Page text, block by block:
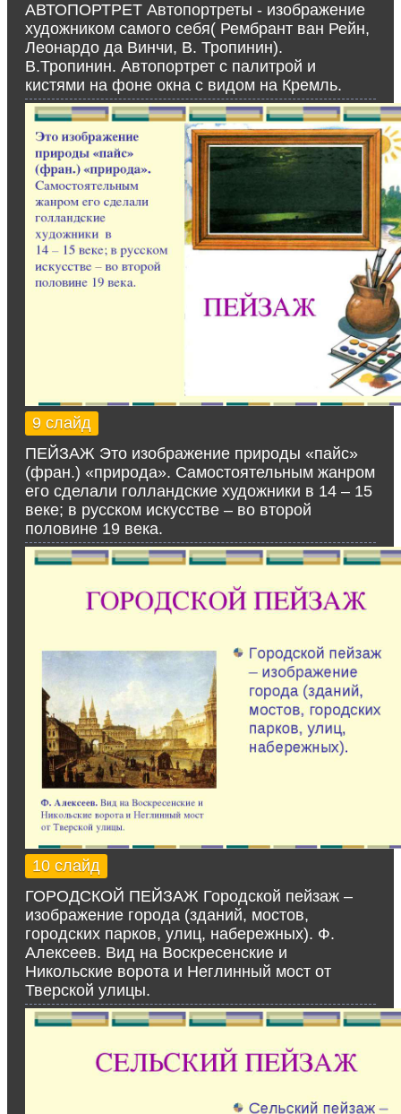
АВТОПОРТРЕТ Автопортреты - изображение
художником самого себя( Рембрант ван Рейн,
Леонардо да Винчи, В. Тропинин).
В.Тропинин. Автопортрет с палитрой и
кистями на фоне окна с видом на Кремль.
9 слайд
ПЕЙЗАЖ Это изображение природы «пайс»
(фран.) «природа». Самостоятельным жанром
его сделали голландские художники в 14 – 15
веке; в русском искусстве – во второй
половине 19 века.
10 слайд
ГОРОДСКОЙ ПЕЙЗАЖ Городской пейзаж –
изображение города (зданий, мостов,
городских парков, улиц, набережных). Ф.
Алексеев. Вид на Воскресенские и
Никольские ворота и Неглинный мост от
Тверской улицы.